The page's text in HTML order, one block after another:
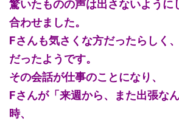
驚いたものの声は出さないように
合わせました。
Fさんも気さくな方だったらしく
だったようです。
その会話が仕事のことになり、
Fさんが「来週から、また出張な
時、